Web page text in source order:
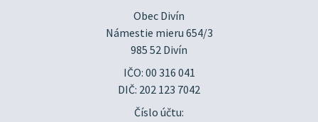
Obec Divín
Námestie mieru 654/3
985 52 Divín
IČO: 00 316 041
DIČ: 202 123 7042
Číslo účtu: